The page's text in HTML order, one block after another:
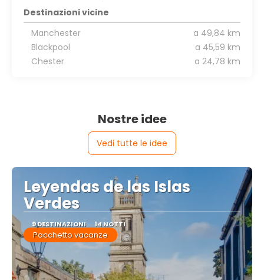
Destinazioni vicine
Manchester
a 49,84 km
Blackpool
a 45,59 km
Chester
a 24,78 km
Nostre idee
Vedi tutte le idee
Leyendas de las Islas
Verdes
9 DESTINAZIONI 14 NOTTI
Pacchetto vacanze